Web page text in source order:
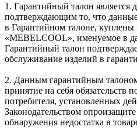
1. Гарантийный талон является
подтверждающим то, что
в Гарантийном талоне, куплены
«MEBELCOOL», именуемое в
Гарантийный талон
обслуживание изделий в
2. Данным гарантийным
принятие на себя обязательств
потребителя, установленных
Законодательством
обнаружения недостатка в